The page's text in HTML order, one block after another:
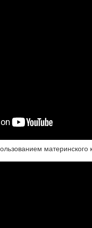
материнского